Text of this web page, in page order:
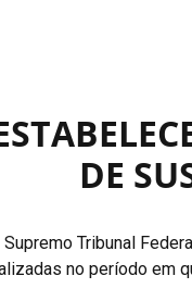
DE
Tribunal
no período em